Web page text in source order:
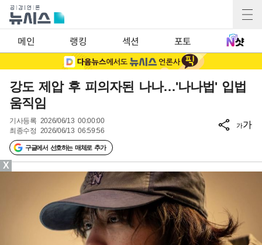
메인 랭킹 섹션 포토
강도 제압 후 피의자된 나나…'나나법' 입법
움직임
기사등록 2026/06/13 00:00:00
최종수정 2026/06/13 06:59:56
구글에서 선호하는 매체로 추가
가가
X